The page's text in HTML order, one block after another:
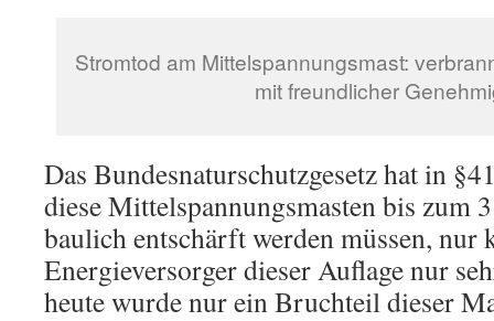
Stromtod am Mittelspannungsmast:
mit freundlicher
Das Bundesnaturschutzgesetz hat in
diese Mittelspannungsmasten bis zum
baulich entschärft werden müssen, nur
Energieversorger dieser Auflage nur
heute wurde nur ein Bruchteil dieser